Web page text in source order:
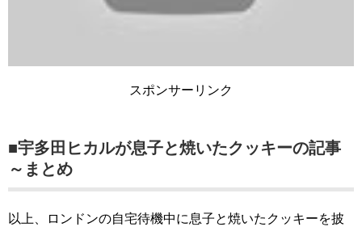
スポンサーリンク
■宇多田ヒカルが息子と焼いたクッキーの記事
～まとめ
以上、ロンドンの自宅待機中に息子と焼いたクッキーを披